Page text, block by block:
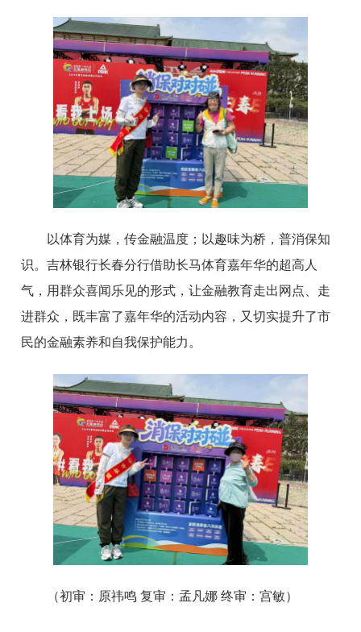
以体育为媒，传金融温度；以趣味为桥，普消保知
识。吉林银行长春分行借助长马体育嘉年华的超高人
气，用群众喜闻乐见的形式，让金融教育走出网点、走
进群众，既丰富了嘉年华的活动内容，又切实提升了市
民的金融素养和自我保护能力。
（初审：原祎鸣 复审：孟凡娜 终审：宫敏）